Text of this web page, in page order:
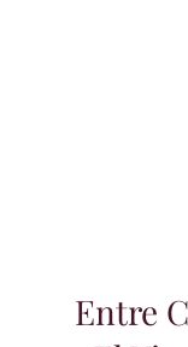
Entre